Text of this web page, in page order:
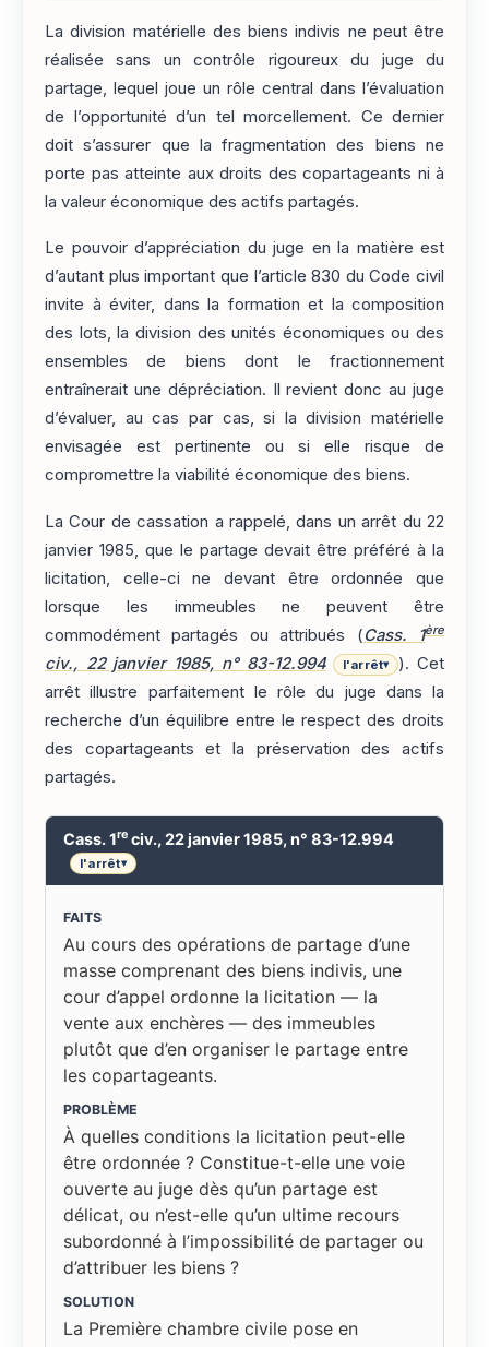
La division matérielle des biens indivis ne peut être
réalisée sans un contrôle rigoureux du juge du
partage, lequel joue un rôle central dans l’évaluation
de l’opportunité d’un tel morcellement. Ce dernier
doit s’assurer que la fragmentation des biens ne
porte pas atteinte aux droits des copartageants ni à
la valeur économique des actifs partagés.
Le pouvoir d’appréciation du juge en la matière est
d’autant plus important que l’article 830 du Code civil
invite à éviter, dans la formation et la composition
des lots, la division des unités économiques ou des
ensembles de biens dont le fractionnement
entraînerait une dépréciation. Il revient donc au juge
d’évaluer, au cas par cas, si la division matérielle
envisagée est pertinente ou si elle risque de
compromettre la viabilité économique des biens.
La Cour de cassation a rappelé, dans un arrêt du 22
janvier 1985, que le partage devait être préféré à la
licitation, celle-ci ne devant être ordonnée que
lorsque les immeubles ne peuvent être
commodément partagés ou attribués (Cass. 1ère
civ., 22 janvier 1985, n° 83-12.994 l'arrêt▾
). Cet
arrêt illustre parfaitement le rôle du juge dans la
recherche d’un équilibre entre le respect des droits
des copartageants et la préservation des actifs
partagés.
Cass. 1re civ., 22 janvier 1985, n° 83-12.994
l'arrêt▾
FAITS
Au cours des opérations de partage d’une
masse comprenant des biens indivis, une
cour d’appel ordonne la licitation — la
vente aux enchères — des immeubles
plutôt que d’en organiser le partage entre
les copartageants.
PROBLÈME
À quelles conditions la licitation peut-elle
être ordonnée ? Constitue-t-elle une voie
ouverte au juge dès qu’un partage est
délicat, ou n’est-elle qu’un ultime recours
subordonné à l’impossibilité de partager ou
d’attribuer les biens ?
SOLUTION
La Première chambre civile pose en